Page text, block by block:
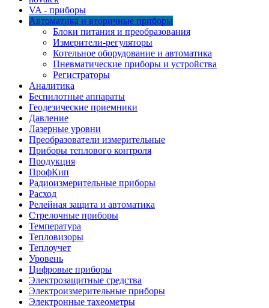
VA - приборы
Автоматика и вторичные приборы
Блоки питания и преобразования
Измерители-регуляторы
Котельное оборудование и автоматика
Пневматические приборы и устройства
Регистраторы
Аналитика
Беспилотные аппараты
Геодезические приемники
Давление
Лазерные уровни
Преобразователи измерительные
Приборы теплового контроля
Продукция
ПрофКип
Радиоизмерительные приборы
Расход
Релейная защита и автоматика
Стрелочные приборы
Температура
Тепловизоры
Теплоучет
Уровень
Цифровые приборы
Электрозащитные средства
Электроизмерительные приборы
Электронные тахеометры